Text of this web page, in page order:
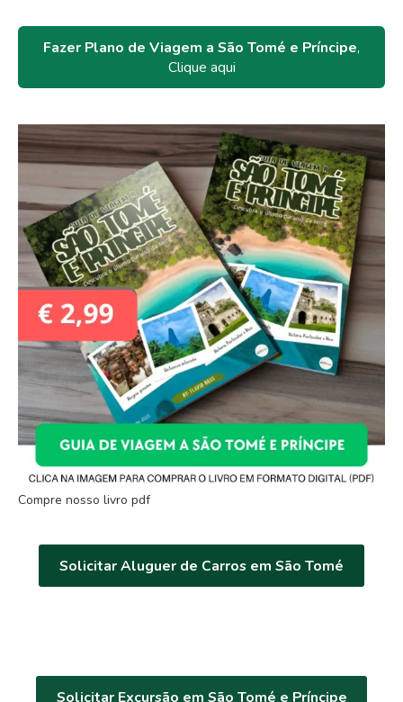
Fazer Plano de Viagem a São Tomé e Príncipe,
Clique aqui
Compre nosso livro pdf
Solicitar Aluguer de Carros em São Tomé
Solicitar Excursão em São Tomé e Príncipe